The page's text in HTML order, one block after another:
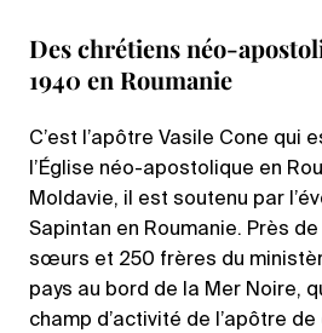
Des chrétiens néo-
1940 en Roumanie
C’est l’apôtre Vasile Cone qui
l’Église néo-apostolique en
Moldavie, il est soutenu par
Sapintan en Roumanie. Près
sœurs et 250 frères du
pays au bord de la Mer Noire,
champ d’activité de l’apôtre